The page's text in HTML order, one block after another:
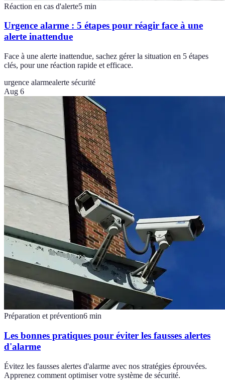
Réaction en cas d'alerte5 min
Urgence alarme : 5 étapes pour réagir face à une
alerte inattendue
Face à une alerte inattendue, sachez gérer la situation en 5 étapes
clés, pour une réaction rapide et efficace.
urgence alarmealerte sécurité
Aug 6
Préparation et prévention6 min
Les bonnes pratiques pour éviter les fausses alertes
d'alarme
Évitez les fausses alertes d'alarme avec nos stratégies éprouvées.
Apprenez comment optimiser votre système de sécurité.